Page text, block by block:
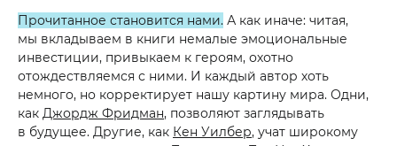
Прочитанное становится нами. А как иначе: читая,
мы вкладываем в книги немалые эмоциональные
инвестиции, привыкаем к героям, охотно
отождествляемся с ними. И каждый автор хоть
немного, но корректирует нашу картину мира. Одни,
как Джордж Фридман, позволяют заглядывать
в будущее. Другие, как Кен Уилбер, учат широкому